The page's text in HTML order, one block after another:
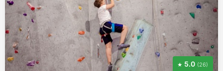
5.0 (26)